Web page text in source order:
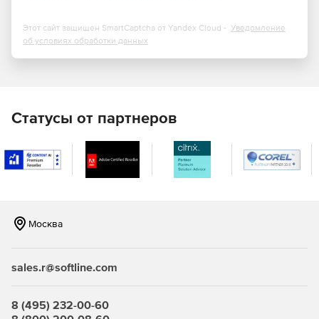
Новое поколение функций обработки запросов,
использующих стратегии оптимизации для адаптации
значениями.
Автоматическая настройка базы данных
предоставляет сведения о возможных проблемах с
предназначенные для моделирования связей
Инструмент Database Tuning Advisor (DTA) получил
Этот сайт защищен SmartCaptcha от Yandex Cloud - Уведомление
об условиях обработки данных
Статусы от партнеров
Москва
sales.r@softline.com
8 (495) 232-00-60